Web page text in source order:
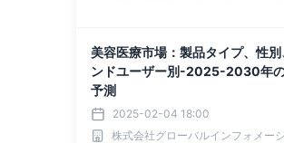
美容医療市場：製品タイプ、性
ンドユーザー別-2025-2030年
予測
2025-02-04 18:00
株式会社グローバルインフォメー